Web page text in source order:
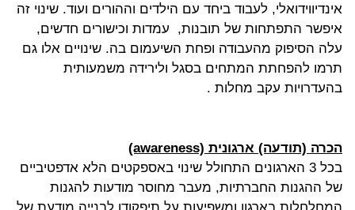
אינדיווידואלי, לעבוד ביחד עם הילדים וההורים ועוד. שינוי זה
איפשר התפתחות של תובנות, עמדות וכישורים חדשים,
עלה הסיפוק מהעבודה ופחת השיעמום בה. שינויים אלו גם
תרמו להפחתת המתחים בסגל ולירידה משמעותית
בהעדרויות עקב מחלות .
הכרה (תודעה) ארגונית (awareness)
בכל 3 הארגונים התחולל שינוי באספקטים הלא אדפטיביים
של ההגנות החברתיות, מעבר מחוסר מודעות להגנות
המחלחלות בארגון ומשפיעות על תיפקודו לבנייה מודעת של